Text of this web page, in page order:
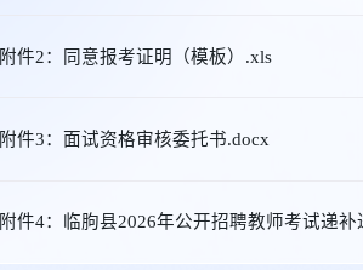
附件2：同意报考证明（模板）.xls
附件3：面试资格审核委托书.docx
附件4：临朐县2026年公开招聘教师考试递